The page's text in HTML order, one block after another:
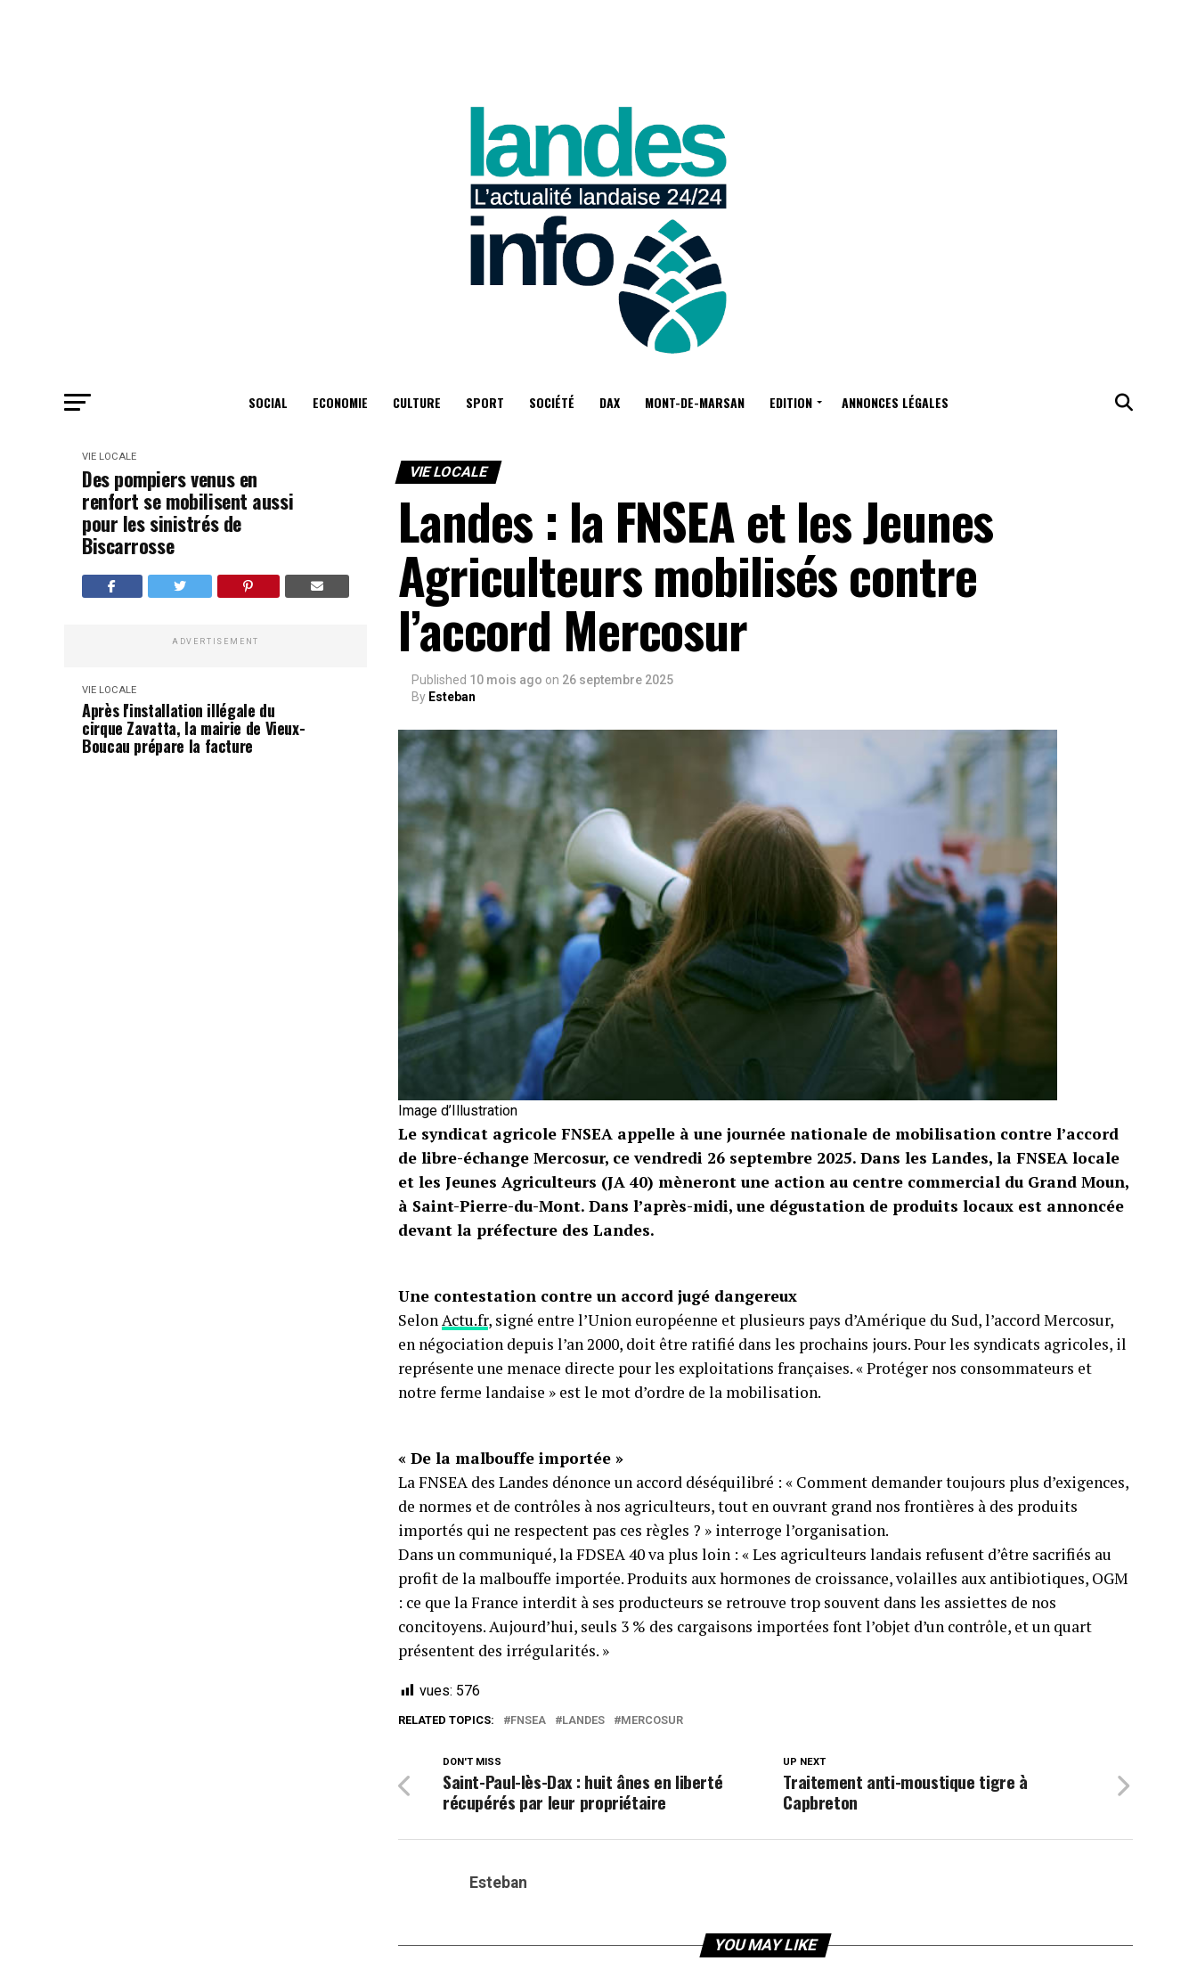
SOCIAL ECONOMIE CULTURE SPORT SOCIÉTÉ DAX MONT-DE-MARSAN EDITION ANNONCES LÉGALES
VIE LOCALE
Des pompiers venus en
renfort se mobilisent aussi
pour les sinistrés de
Biscarrosse
ADVERTISEMENT
VIE LOCALE
Après l'installation illégale du
cirque Zavatta, la mairie de Vieux-
Boucau prépare la facture
VIE LOCALE
Landes : la FNSEA et les Jeunes
Agriculteurs mobilisés contre
l’accord Mercosur
Published 10 mois ago on 26 septembre 2025
By Esteban
Image d’Illustration
Le syndicat agricole FNSEA appelle à une journée nationale de mobilisation contre l’accord
de libre-échange Mercosur, ce vendredi 26 septembre 2025. Dans les Landes, la FNSEA locale
et les Jeunes Agriculteurs (JA 40) mèneront une action au centre commercial du Grand Moun,
à Saint-Pierre-du-Mont. Dans l’après-midi, une dégustation de produits locaux est annoncée
devant la préfecture des Landes.
Une contestation contre un accord jugé dangereux
SelonActu.fr, signé entre l’Union européenne et plusieurs pays d’Amérique du Sud, l’accord Mercosur,
en négociation depuis l’an 2000, doit être ratifié dans les prochains jours. Pour les syndicats agricoles, il
représente une menace directe pour les exploitations françaises. « Protéger nos consommateurs et
notre ferme landaise » est le mot d’ordre de la mobilisation.
« De la malbouffe importée »
La FNSEA des Landes dénonce un accord déséquilibré : « Comment demander toujours plus d’exigences,
de normes et de contrôles à nos agriculteurs, tout en ouvrant grand nos frontières à des produits
importés qui ne respectent pas ces règles ? » interroge l’organisation.
Dans un communiqué, la FDSEA 40 va plus loin : « Les agriculteurs landais refusent d’être sacrifiés au
profit de la malbouffe importée. Produits aux hormones de croissance, volailles aux antibiotiques, OGM
: ce que la France interdit à ses producteurs se retrouve trop souvent dans les assiettes de nos
concitoyens. Aujourd’hui, seuls 3 % des cargaisons importées font l’objet d’un contrôle, et un quart
présentent des irrégularités. »
vues: 576
RELATED TOPICS: FNSEA LANDES MERCOSUR
UP NEXT
Traitement anti-moustique tigre à
Capbreton
DON'T MISS
Saint-Paul-lès-Dax : huit ânes en liberté
récupérés par leur propriétaire
Esteban
YOU MAY LIKE